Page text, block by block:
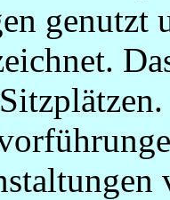
genutzt